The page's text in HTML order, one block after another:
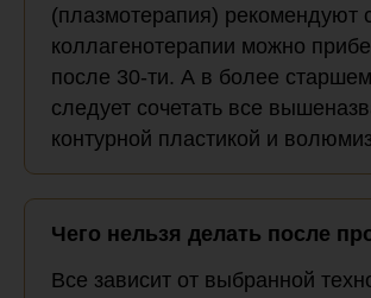
(плазмотерапия) рекомендуют
коллагенотерапии можно
после 30-ти. А в более
следует сочетать все
контурной пластикой и
Чего нельзя делать после
Все зависит от выбранной